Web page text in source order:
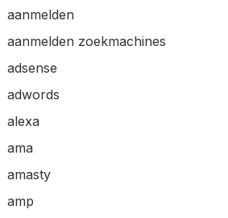
aanmelden
aanmelden zoekmachines
adsense
adwords
alexa
ama
amasty
amp